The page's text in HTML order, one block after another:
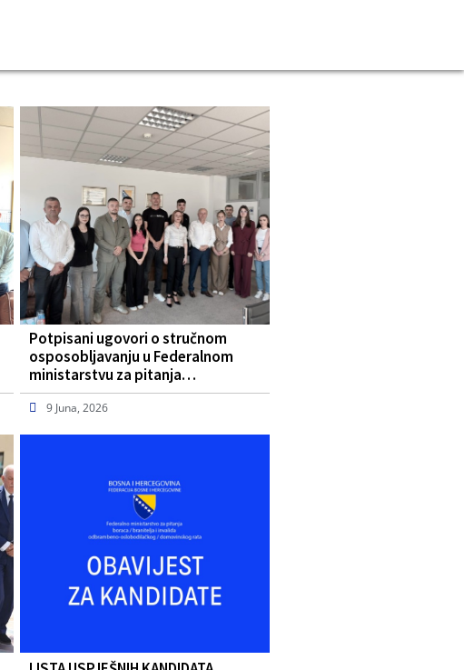
Potpisani ugovori o stručnom
osposobljavanju u Federalnom
ministarstvu za pitanja…
9 Juna, 2026